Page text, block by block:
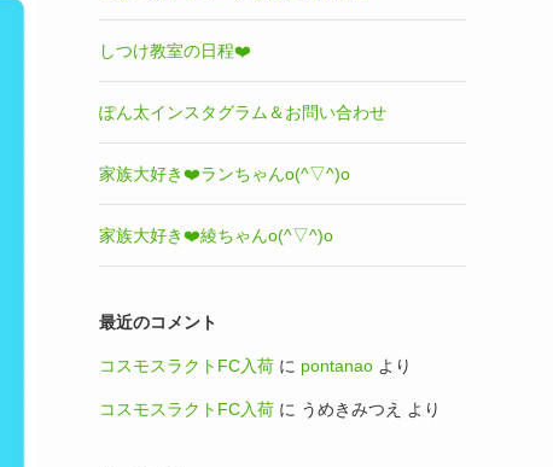
しつけ教室の日程❤️
ぽん太インスタグラム＆お問い合わせ
家族大好き❤️ランちゃんo(^▽^)o
家族大好き❤️綾ちゃんo(^▽^)o
最近のコメント
コスモスラクトFC入荷 に pontanao より
コスモスラクトFC入荷 に うめきみつえ より